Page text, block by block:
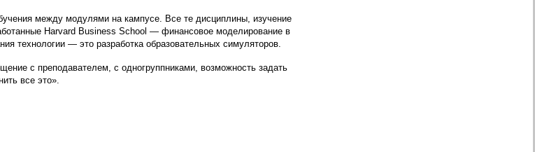
между модулями на кампусе. Все те дисциплины, изучение
Harvard Business School — финансовое моделирование в
технологии — это разработка образовательных симуляторов.
с преподавателем, с одногруппниками, возможность задать
все это».